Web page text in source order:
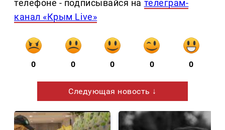
телефоне - подписывайся на телеграм-
канал «Крым Live»
0 0 0 0 0
Следующая новость ↓